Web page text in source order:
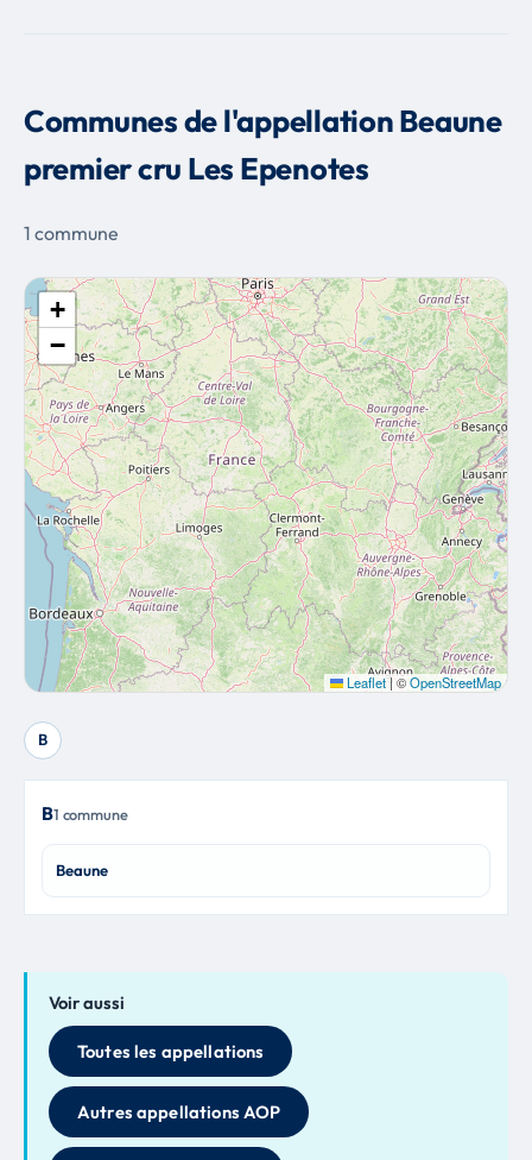
Communes de l'appellation Beaune
premier cru Les Epenotes
1 commune
+
−
Leaflet| ©OpenStreetMap
B
B1 commune
Beaune
Voir aussi
Toutes les appellations
Autres appellations AOP